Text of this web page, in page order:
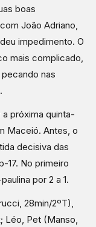
boas
João Adriano,
impedimento. O
mais complicado,
nas
próxima quinta-
Maceió. Antes, o
decisiva das
17. No primeiro
por 2 a 1.
28min/2ºT),
Léo, Pet (Manso,